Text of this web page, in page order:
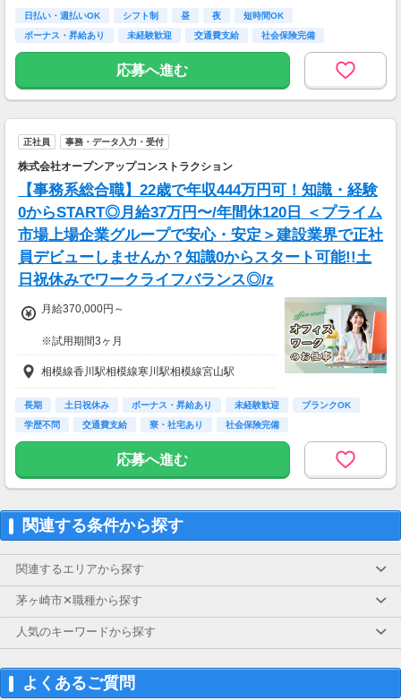
日払い・週払いOK シフト制 昼 夜
短時間OK
ボーナス・昇給あり
未経験歓迎 交通費支給 社会保険完備
応募へ進む
正社員 事務・データ入力・受付
株式会社オープンアップコンストラクション
【事務系総合職】22歳で年収444万円可！知識・経験
0からSTART◎月給37万円〜/年間休120日 ＜プライム
市場上場企業グループで安心・安定＞建設業界で正社
員デビューしませんか？知識0からスタート可能!!土
日祝休みでワークライフバランス◎/z
月給370,000円～
※試用期間3ヶ月
待遇に変わりありません。
▽月給額に下記の一律手当含む
■エリア職種手当／1万2,000円～3万円
■稼働手当／1万円
■残業手当(超過分)
■引越手当／3万円（支給条件あり）
大4万円／月 支給
年収444万円／22歳／入社1年目
年収600万円／32歳／入社5年目
年収790万円／36歳／入社9年目
相模線香川駅相模線寒川駅相模線宮山駅
長期 土日祝休み ボーナス・昇給あり 未経験歓迎
ブランクOK
学歴不問
交通費支給 寮・社宅あり 社会保険完備
応募へ進む
関連する条件から探す
関連するエリアから探す
茅ヶ崎市✕職種から探す
人気のキーワードから探す
よくあるご質問